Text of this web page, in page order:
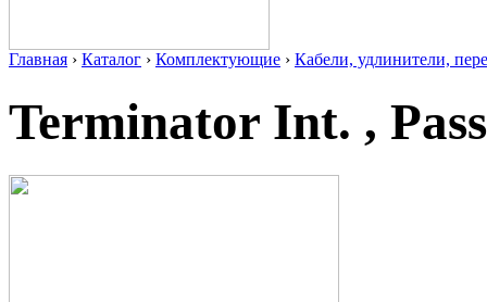
Главная › Каталог › Комплектующие › Кабели, удлинители,
Terminator Int. ,